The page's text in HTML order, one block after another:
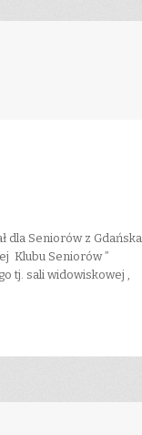
dla Seniorów z Gdańska
Klubu Seniorów ”
tj. sali widowiskowej ,